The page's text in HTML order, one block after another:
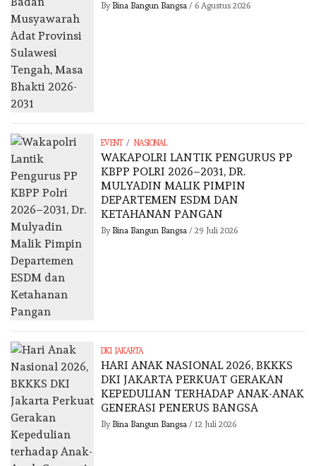
By Bina Bangun Bangsa/ 6 Agustus 2026
EVENT / NASIONAL
WAKAPOLRI LANTIK PENGURUS PP
KBPP POLRI 2026–2031, DR.
MULYADIN MALIK PIMPIN
DEPARTEMEN ESDM DAN
KETAHANAN PANGAN
By Bina Bangun Bangsa/ 29 Juli 2026
DKI JAKARTA
HARI ANAK NASIONAL 2026, BKKKS
DKI JAKARTA PERKUAT GERAKAN
KEPEDULIAN TERHADAP ANAK-ANAK
GENERASI PENERUS BANGSA
By Bina Bangun Bangsa/ 12 Juli 2026